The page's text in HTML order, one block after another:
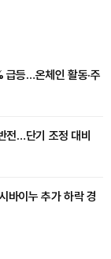
등…온체인 활동·주
전…단기 조정 대비
바이누 추가 하락 경